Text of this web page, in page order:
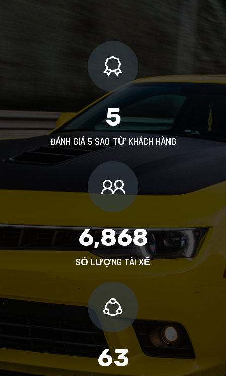
5
ĐÁNH GIÁ 5 SAO TỪ KHÁCH HÀNG
6,868
SỐ LƯỢNG TÀI XẾ
63